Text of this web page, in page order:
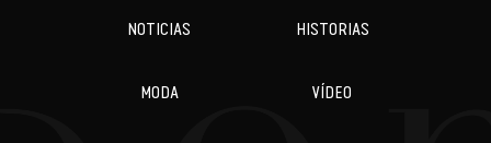
NOTICIAS HISTORIAS
MODA VÍDEO